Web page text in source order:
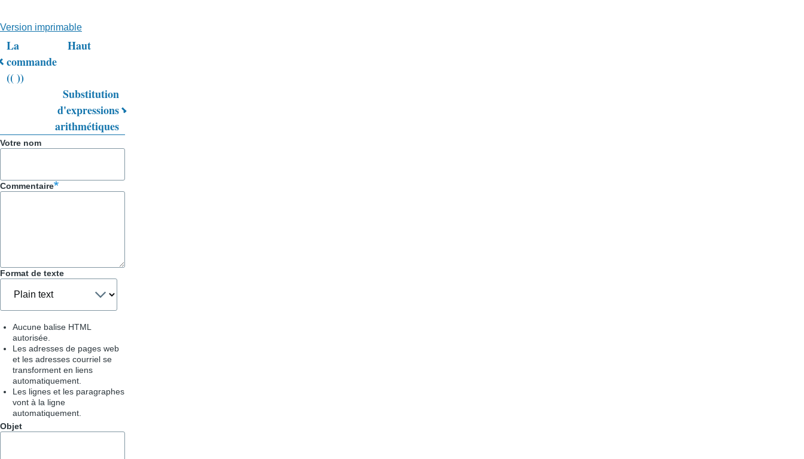
Version imprimable
Liens
transversaux
pour
&
La
commande
(( ))
Haut
Substitution
d'expressions
arithmétiques
Votre nom
Commentaire
Format de texte
Aucune balise HTML
autorisée.
Les adresses de pages web
et les adresses courriel se
transforment en liens
automatiquement.
Les lignes et les paragraphes
vont à la ligne
automatiquement.
Objet